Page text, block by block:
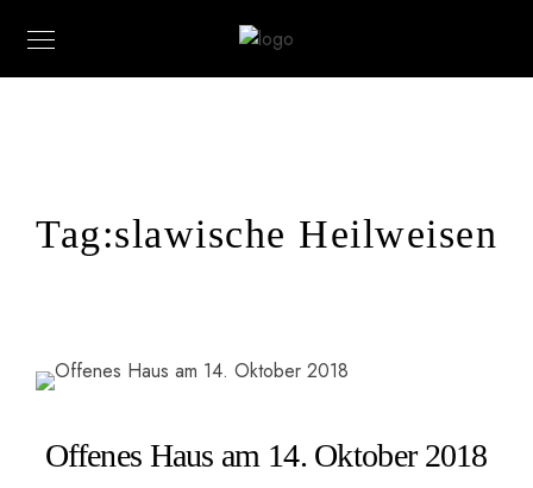
Tag:slawische Heilweisen
Offenes Haus am 14. Oktober 2018